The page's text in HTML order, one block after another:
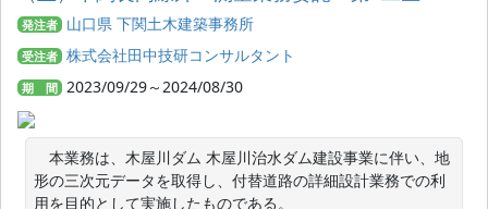
発注者 山口県 下関土木建築事務所
受注者 株式会社田中技研コンサルタント
期 間 2023/09/29～2024/08/30
本業務は、木屋川ダム 木屋川治水ダム建設事業に伴い、地
形の三次元データを取得し、付替道路の詳細設計業務での利
用を目的として実施したものである。